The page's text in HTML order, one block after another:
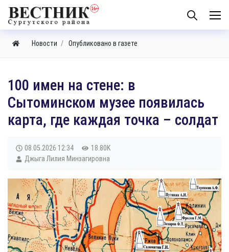
Новости Опубликовано в газете
​100 имен на стене: в
Сытоминском музее появилась
карта, где каждая точка – солдат
08.05.2026 12:34
18.80K
Джыга Лилия Минзагировна